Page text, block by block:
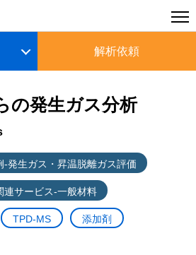
の発生ガス分析
-発生ガス・昇温脱離ガス評価
連サービス-一般材料
TPD-MS 添加剤
解析依頼